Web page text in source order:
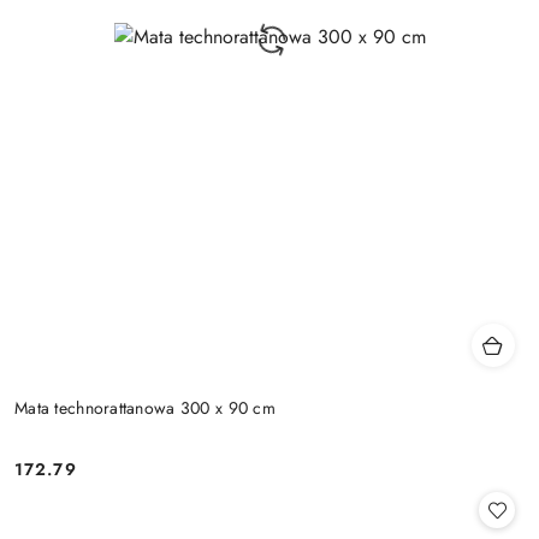
Mata technorattanowa 300 x 90 cm
Cena:
172.79